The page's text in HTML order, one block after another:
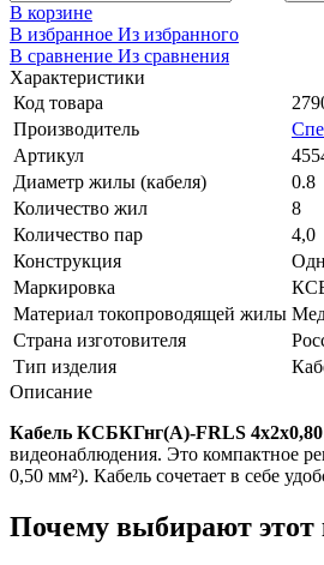
В корзине
В избранное Из избранного
В сравнение Из сравнения
Характеристики
Код товара
Производитель
Артикул
Диаметр жилы (кабеля)
0.8
Количество жил
8
Количество пар
4,0
Конструкция
Маркировка
Материал токопроводящей жилы
Страна изготовителя
Тип изделия
Описание
Кабель КСБКГнг(А)-FRLS 4х2х0,80
видеонаблюдения. Это компактное
0,50 мм²). Кабель сочетает в себе
Почему выбирают этот